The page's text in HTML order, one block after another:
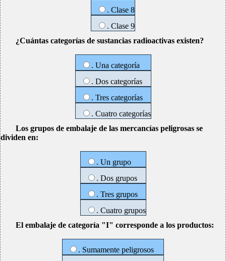
. Clase 8
. Clase 9
¿Cuántas categorías de sustancias radioactivas existen?
. Una categoría
. Dos categorías
. Tres categorías
. Cuatro categorías
Los grupos de embalaje de las mercancías peligrosas se
dividen en:
. Un grupo
. Dos grupos
. Tres grupos
. Cuatro grupos
El embalaje de categoría "I" corresponde a los productos:
. Sumamente peligrosos